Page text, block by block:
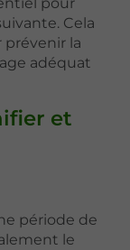
Cela
la
adéquat
et
période de
le